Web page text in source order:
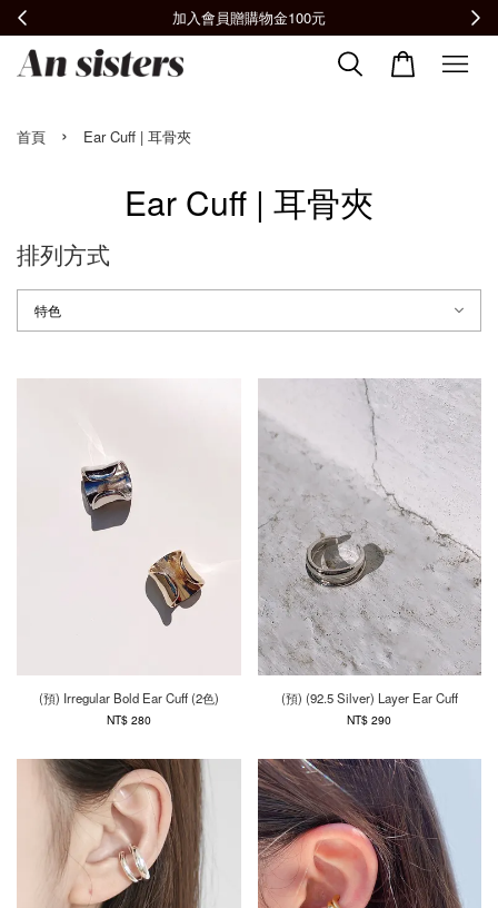
加入會員贈購物金100元
首頁 › Ear Cuff | 耳骨夾
Ear Cuff | 耳骨夾
排列方式
(預) Irregular Bold Ear Cuff (2色)
NT$ 280
(預) (92.5 Silver) Layer Ear Cuff
NT$ 290